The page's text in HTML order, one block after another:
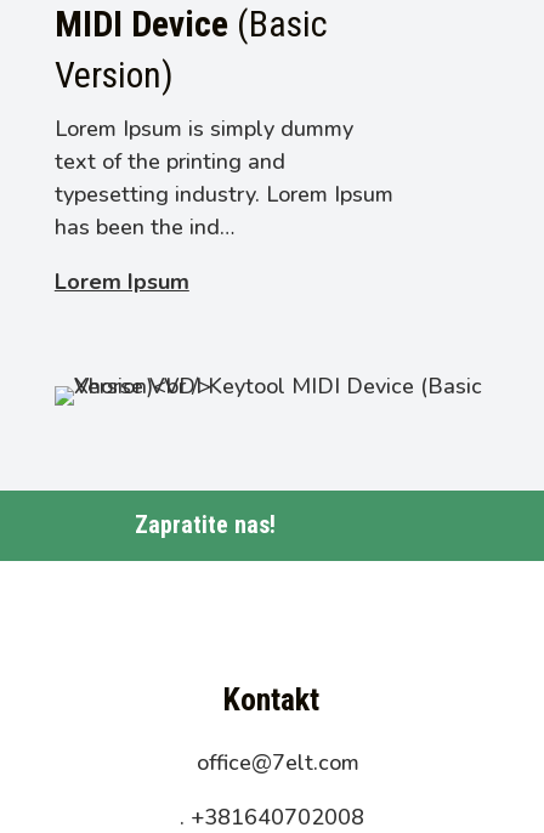
MIDI Device(Basic
Version)
Lorem Ipsum is simply dummy
text of the printing and
typesetting industry. Lorem Ipsum
has been the ind…
Lorem Ipsum
Zapratite nas!
Kontakt
office@7elt.com
. +381640702008